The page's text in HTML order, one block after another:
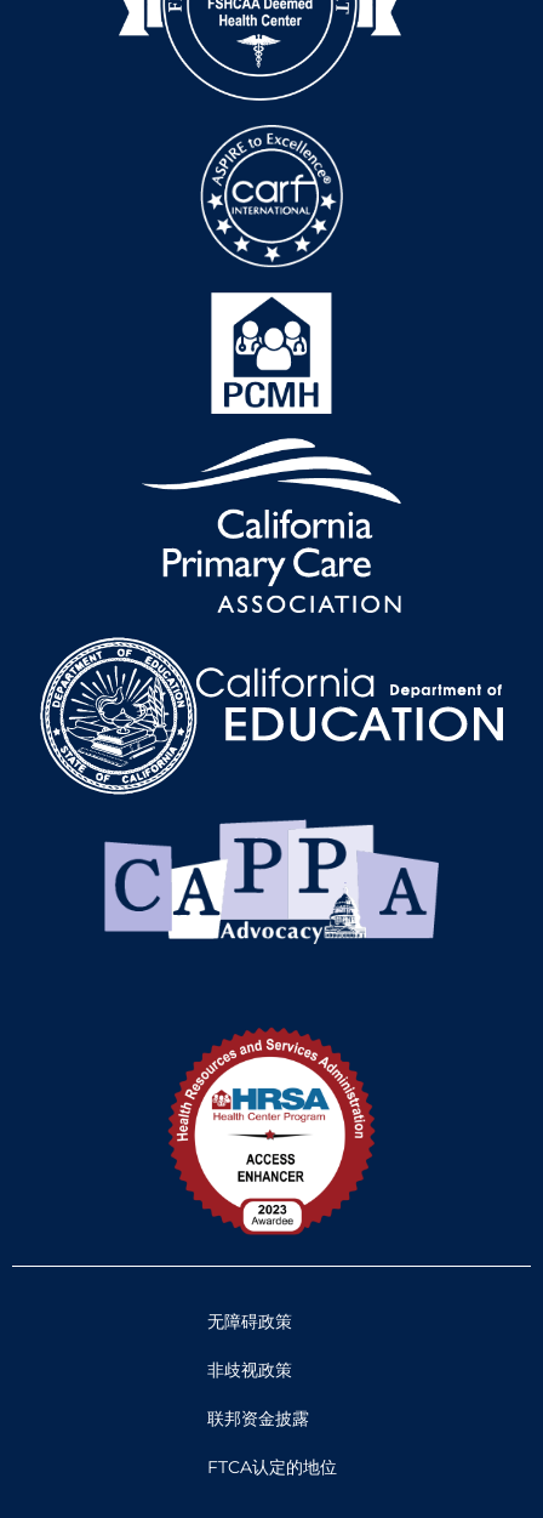
无障碍政策
非歧视政策
联邦资金披露
FTCA认定的地位